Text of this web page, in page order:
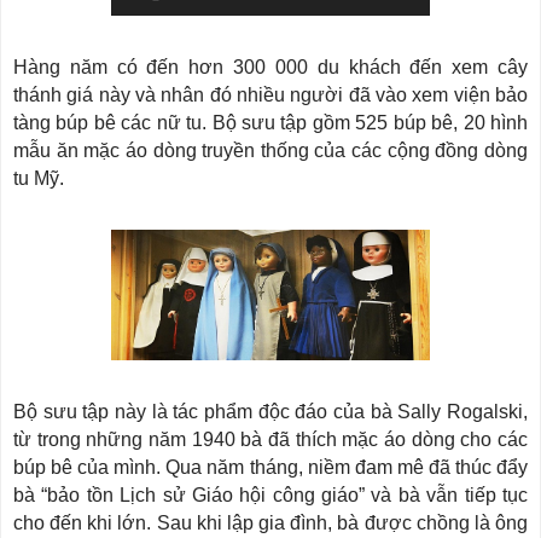
Hàng năm có đến hơn 300 000 du khách đến xem cây
thánh giá này và nhân đó nhiều người đã vào xem viện bảo
tàng búp bê các nữ tu. Bộ sưu tập gồm 525 búp bê, 20 hình
mẫu ăn mặc áo dòng truyền thống của các cộng đồng dòng
tu Mỹ.
Bộ sưu tập này là tác phẩm độc đáo của bà Sally Rogalski,
từ trong những năm 1940 bà đã thích mặc áo dòng cho các
búp bê của mình. Qua năm tháng, niềm đam mê đã thúc đẩy
bà “bảo tồn Lịch sử Giáo hội công giáo” và bà vẫn tiếp tục
cho đến khi lớn. Sau khi lập gia đình, bà được chồng là ông